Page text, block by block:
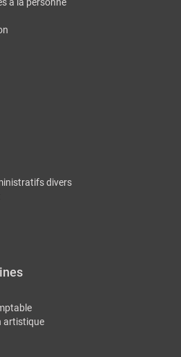
à la personne
divers
artistique